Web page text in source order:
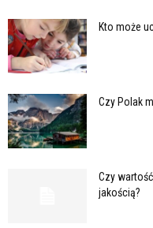
Kto może
Czy Polak
Czy
jakością?